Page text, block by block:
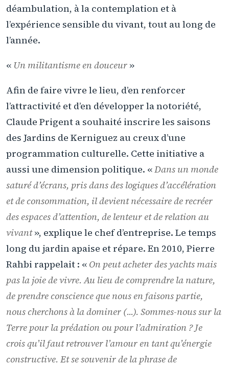
déambulation, à la contemplation et à
l’expérience sensible du vivant, tout au long de
l’année.
« Un militantisme en douceur »
Afin de faire vivre le lieu, d’en renforcer
l’attractivité et d’en développer la notoriété,
Claude Prigent a souhaité inscrire les saisons
des Jardins de Kerniguez au creux d’une
programmation culturelle. Cette initiative a
aussi une dimension politique. «Dans un monde
saturé d’écrans, pris dans des logiques d’accélération
et de consommation, il devient nécessaire de recréer
des espaces d’attention, de lenteur et de relation au
vivant», explique le chef d’entreprise. Le temps
long du jardin apaise et répare. En 2010, Pierre
Rahbi rappelait : « On peut acheter des yachts mais
pas la joie de vivre. Au lieu de comprendre la nature,
de prendre conscience que nous en faisons partie,
nous cherchons à la dominer (...). Sommes-nous sur la
Terre pour la prédation ou pour l’admiration ? Je
crois qu’il faut retrouver l’amour en tant qu’énergie
constructive. Et se souvenir de la phrase de